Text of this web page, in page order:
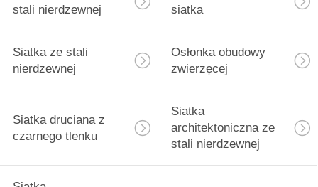
stali nierdzewnej
siatka
Siatka ze stali
nierdzewnej
Osłonka obudowy
zwierzęcej
Siatka druciana z
czarnego tlenku
Siatka
architektoniczna ze
stali nierdzewnej